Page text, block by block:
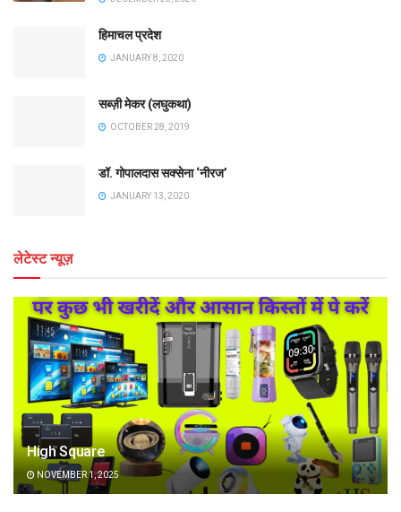
हिमाचल प्रदेश
JANUARY 8, 2020
सब्ज़ी मेकर (लघुकथा)
OCTOBER 28, 2019
डॉ. गोपालदास सक्सेना ‘नीरज’
JANUARY 13, 2020
लेटेस्ट न्यूज़
High Square
NOVEMBER 1, 2025